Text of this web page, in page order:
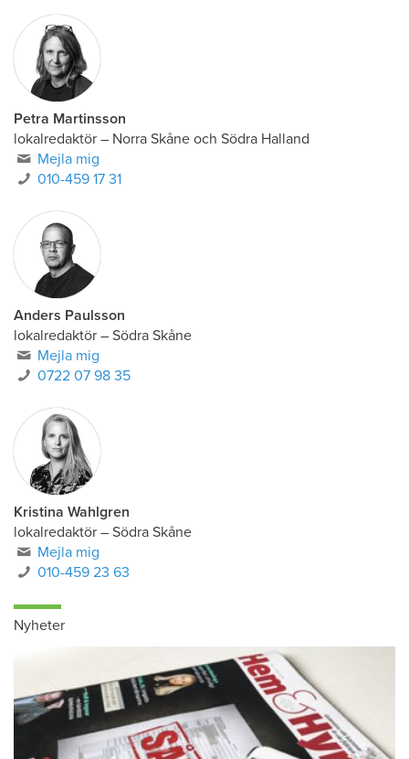
Petra Martinsson
lokalredaktör – Norra Skåne och Södra Halland
Mejla mig
010-459 17 31
Anders Paulsson
lokalredaktör – Södra Skåne
Mejla mig
0722 07 98 35
Kristina Wahlgren
lokalredaktör – Södra Skåne
Mejla mig
010-459 23 63
Nyheter